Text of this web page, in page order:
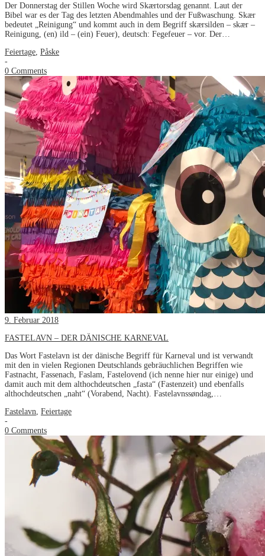
Der Donnerstag der Stillen Woche wird Skærtorsdag genannt. Laut der
Bibel war es der Tag des letzten Abendmahles und der Fußwaschung. Skær
bedeutet „Reinigung“ und kommt auch in dem Begriff skærsilden – skær –
Reinigung, (en) ild – (ein) Feuer), deutsch: Fegefeuer – vor. Der…
Feiertage Påske
-
0 Comments
9. Februar 2018
FASTELAVN – DER DÄNISCHE KARNEVAL
Das Wort Fastelavn ist der dänische Begriff für Karneval und ist verwandt
mit den in vielen Regionen Deutschlands gebräuchlichen Begriffen wie
Fastnacht, Fassenach, Faslam, Fastelovend (ich nenne hier nur einige) und
damit auch mit dem althochdeutschen „fasta“ (Fastenzeit) und ebenfalls
althochdeutschen „naht“ (Vorabend, Nacht). Fastelavnssøndag,…
Fastelavn Feiertage
-
0 Comments